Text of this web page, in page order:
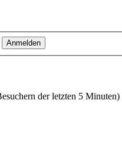
der letzten 5 Minuten)